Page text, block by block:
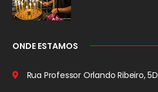
ONDE ESTAMOS
Rua Professor Orlando Ribeiro, 5D